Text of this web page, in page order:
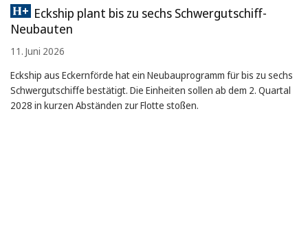
Eckship plant bis zu sechs Schwergutschiff-
Neubauten
11. Juni 2026
Eckship aus Eckernförde hat ein Neubauprogramm für bis zu sechs
Schwergutschiffe bestätigt. Die Einheiten sollen ab dem 2. Quartal
2028 in kurzen Abständen zur Flotte stoßen.